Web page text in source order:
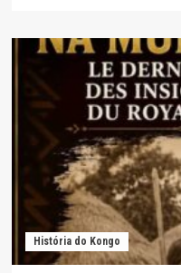
História do Kongo